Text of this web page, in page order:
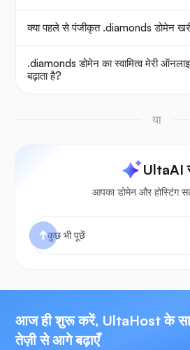
क्या पहले से पंजीकृत .diamonds डोमेन
.diamonds डोमेन का स्वामित्व मेरी
बढ़ाता है?
या
UltaAI
आपका डोमेन और होस्टिंग
आज ही शुरू करें, UltaHost के
तेज़ी से आगे बढ़ाएँ